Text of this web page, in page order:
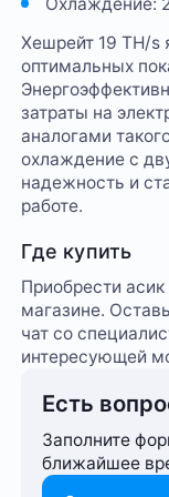
Хешрейт 19 TH/s
оптимальных
затраты на
аналогами
охлаждение с
надежность и
работе.
Где купить
Приобрести
магазине.
чат со
интересующей
Есть
Заполните
ближайшее